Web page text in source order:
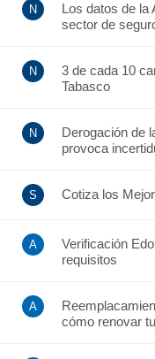
Los datos de la
sector de
3 de cada 10
Tabasco
Derogación de
provoca
Cotiza los
Verificación
requisitos
cómo renovar